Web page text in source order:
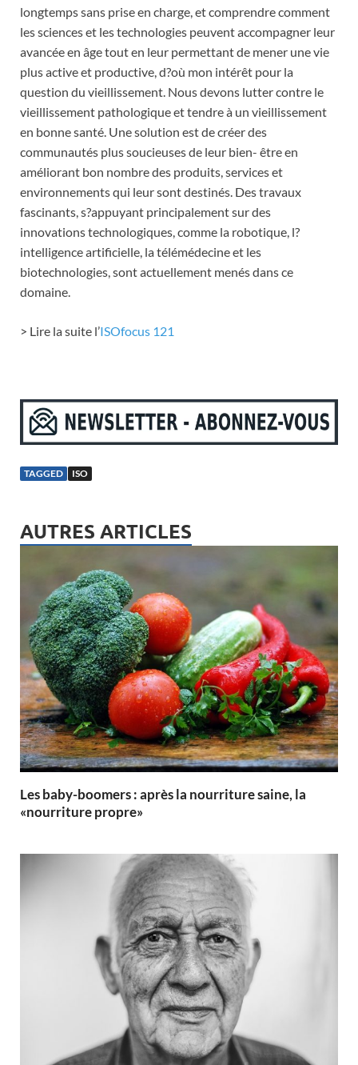
longtemps sans prise en charge, et comprendre comment
les sciences et les technologies peuvent accompagner leur
avancée en âge tout en leur permettant de mener une vie
plus active et productive, d?où mon intérêt pour la
question du vieillissement. Nous devons lutter contre le
vieillissement pathologique et tendre à un vieillissement
en bonne santé. Une solution est de créer des
communautés plus soucieuses de leur bien- être en
améliorant bon nombre des produits, services et
environnements qui leur sont destinés. Des travaux
fascinants, s?appuyant principalement sur des
innovations technologiques, comme la robotique, l?
intelligence artificielle, la télémédecine et les
biotechnologies, sont actuellement menés dans ce
domaine.
> Lire la suite l’ISOfocus 121
TAGGED ISO
AUTRES ARTICLES
Les baby-boomers : après la nourriture saine, la
«nourriture propre»